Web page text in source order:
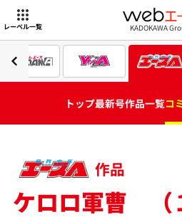
レーベル一覧 webエ
KADOKAWA
トップ最新号作品一覧コ
作品
ケロロ軍曹 （